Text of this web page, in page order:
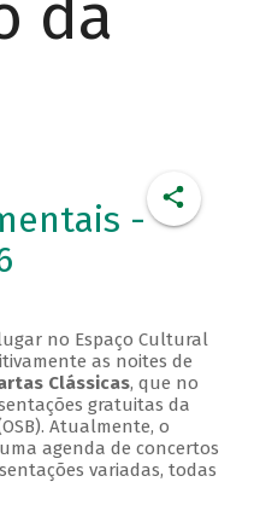
da
-
no Espaço Cultural
as noites de
Clássicas, que no
gratuitas da
Atualmente, o
agenda de concertos
variadas, todas